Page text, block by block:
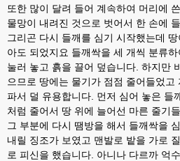
또한 많이 달려 들어 계속하여 머리에
물망이 내려진 것으로 벗어서 한 손에
그리곤 다시 들깨를 심기 시작했는데
아도 되었지요 들깨싹을 세 개씩 분류
눌러 놓고 흙을 끌어 덮습니다. 하지만
으므로 땅에는 물기가 점점 줄어들었
파서 덜 유용합니다. 먼저 심어 놓은 들
처럼 줄어서 땅 위에 늘어선 마른 줄기
그 부분에 다시 땜방을 해서 들깨싹을
내릴 징조가 보였고 맨발로 밭을 가로
로 피신을 했습니다. 아니나 다르까 억